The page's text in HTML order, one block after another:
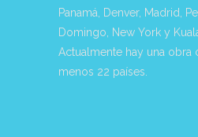
Panamá, Denver, Madrid,
Domingo, New York y
Actualmente hay una obra
menos 22 países.